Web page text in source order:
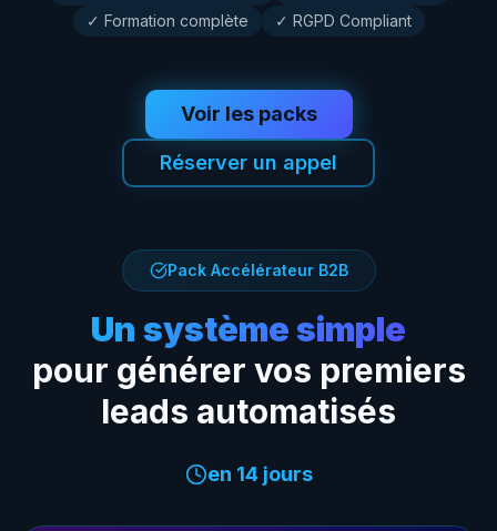
✓ Formation complète
✓ RGPD Compliant
Voir les packs
Réserver un appel
Pack Accélérateur B2B
Un système simple
pour générer vos premiers
leads automatisés
en 14 jours